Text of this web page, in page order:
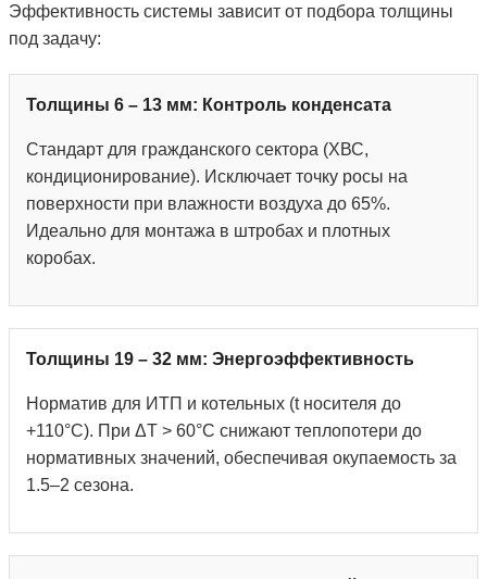
Эффективность системы зависит от подбора толщины
под задачу:
Толщины 6 – 13 мм: Контроль конденсата
Стандарт для гражданского сектора (ХВС,
кондиционирование). Исключает точку росы на
поверхности при влажности воздуха до 65%.
Идеально для монтажа в штробах и плотных
коробах.
Толщины 19 – 32 мм: Энергоэффективность
Норматив для ИТП и котельных (t носителя до
+110°С). При ΔT > 60°C снижают теплопотери до
нормативных значений, обеспечивая окупаемость за
1.5–2 сезона.